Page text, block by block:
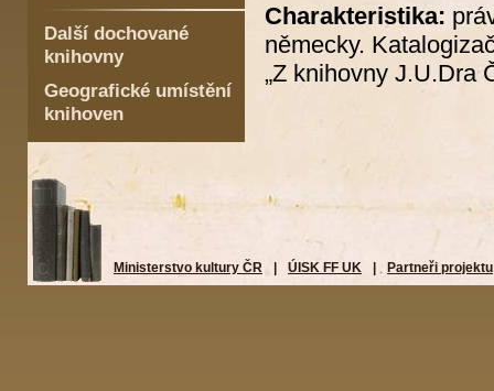
Další dochované
knihovny
Geografické umístění
knihoven
Charakteristika:
německy.
„Z knihovny J.U.Dra
Ministerstvo kultury ČR ÚISK FF UK Partneři projektu